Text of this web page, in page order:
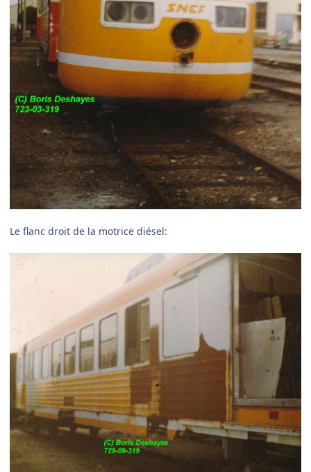
Le flanc droit de la motrice diésel: